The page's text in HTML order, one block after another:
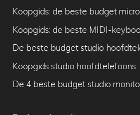
Koopgids: de beste budget
Koopgids: de beste MIDI-
De beste budget studio
Koopgids studio hoofdtelefoons
De 4 beste budget studio